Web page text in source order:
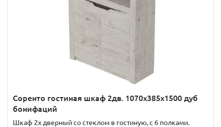
Соренто гостиная шкаф 2дв. 1070x385x1500 дуб
бонифаций
Шкаф 2х дверный со стеклом в гостиную, с 6 полками.